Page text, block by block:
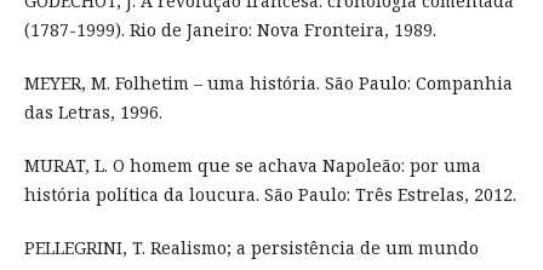
(1787-1999). Rio de Janeiro: Nova Fronteira, 1989.
MEYER, M. Folhetim – uma história. São Paulo: Companhia
das Letras, 1996.
MURAT, L. O homem que se achava Napoleão: por uma
história política da loucura. São Paulo: Três Estrelas, 2012.
PELLEGRINI, T. Realismo; a persistência de um mundo